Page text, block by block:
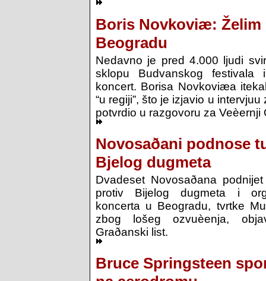
Boris Novkoviæ: Želim
Beogradu
Nedavno je pred 4.000 ljudi
sklopu Budvanskog festivala
koncert. Borisa Novkoviæa
“u regiji”, što je izjavio u
potvrdio u razgovoru za Veèernji
Novosaðani podnose
Bjelog dugmeta
Dvadeset Novosaðana
protiv Bijelog dugmeta i
koncerta u Beogradu, tvrtke
zbog lošeg ozvuèenja,
Graðanski list.
Bruce Springsteen